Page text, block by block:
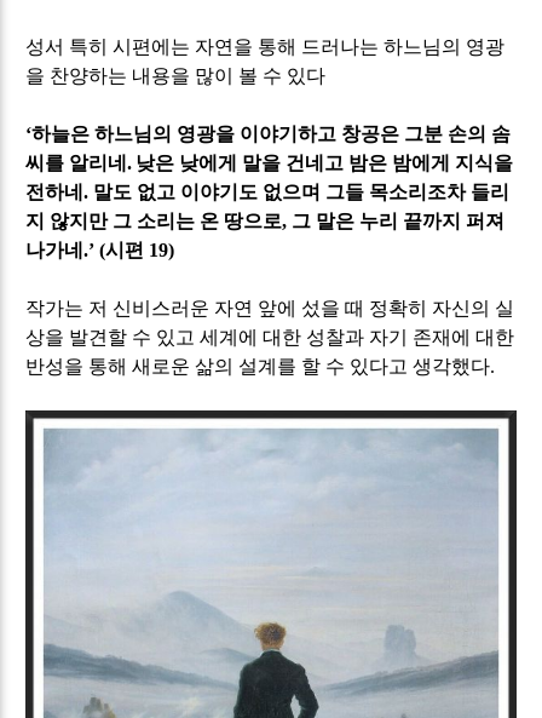
성서 특히 시편에는 자연을 통해 드러나는 하느님의 영광
을 찬양하는 내용을 많이 볼 수 있다
‘하늘은 하느님의 영광을 이야기하고 창공은 그분 손의 솜
씨를 알리네. 낮은 낮에게 말을 건네고 밤은 밤에게 지식을
전하네. 말도 없고 이야기도 없으며 그들 목소리조차 들리
지 않지만 그 소리는 온 땅으로, 그 말은 누리 끝까지 퍼져
나가네.’ (시편 19)
작가는 저 신비스러운 자연 앞에 섰을 때 정확히 자신의 실
상을 발견할 수 있고 세계에 대한 성찰과 자기 존재에 대한
반성을 통해 새로운 삶의 설계를 할 수 있다고 생각했다.